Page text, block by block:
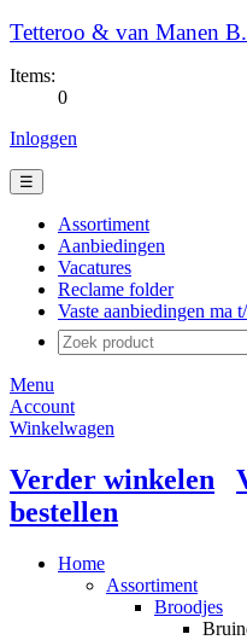
Tetteroo & van Manen
Items:
0
Inloggen
☰
Assortiment
Aanbiedingen
Vacatures
Reclame folder
Vaste aanbiedingen ma
Menu
Account
Winkelwagen
Verder winkelen
bestellen
Home
Assortiment
Broodjes